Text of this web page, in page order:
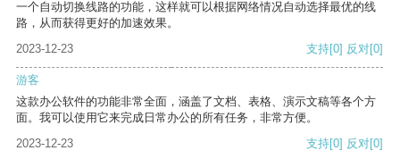
一个自动切换线路的功能，这样就可以根据网络情况自动选择最优的线
路，从而获得更好的加速效果。
2023-12-23
支持[0] 反对[0]
游客
这款办公软件的功能非常全面，涵盖了文档、表格、演示文稿等各个方
面。我可以使用它来完成日常办公的所有任务，非常方便。
2023-12-23
支持[0] 反对[0]